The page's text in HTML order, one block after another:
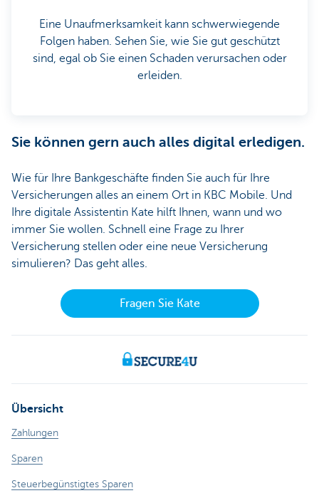
Eine Unaufmerksamkeit kann schwerwiegende
Folgen haben. Sehen Sie, wie Sie gut geschützt
sind, egal ob Sie einen Schaden verursachen oder
erleiden.
Sie können gern auch alles digital erledigen.
Wie für Ihre Bankgeschäfte finden Sie auch für Ihre
Versicherungen alles an einem Ort in KBC Mobile. Und
Ihre digitale Assistentin Kate hilft Ihnen, wann und wo
immer Sie wollen. Schnell eine Frage zu Ihrer
Versicherung stellen oder eine neue Versicherung
simulieren? Das geht alles.
Fragen Sie Kate
Übersicht
Zahlungen
Sparen
Steuerbegünstigtes Sparen